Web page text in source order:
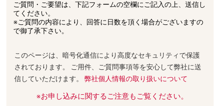
ご質問・ご要望は、下記フォームの空欄にご記入の上、送信し
てください。
※ご質問の内容により、回答に日数を頂く場合がございますの
で御了承下さい。
このページは、暗号化通信により高度なセキュリティで保護
されております。 ご用件、ご質問事項等を安心して弊社に送
信していただけます。弊社個人情報の取り扱いについて
※お申し込みに関するご注意もご覧ください。